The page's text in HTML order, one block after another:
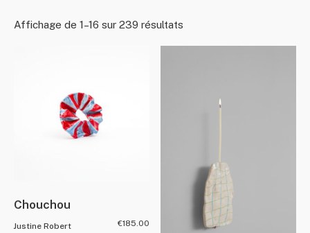
Affichage de 1–16 sur 239 résultats
Chouchou
Justine Robert €185.00